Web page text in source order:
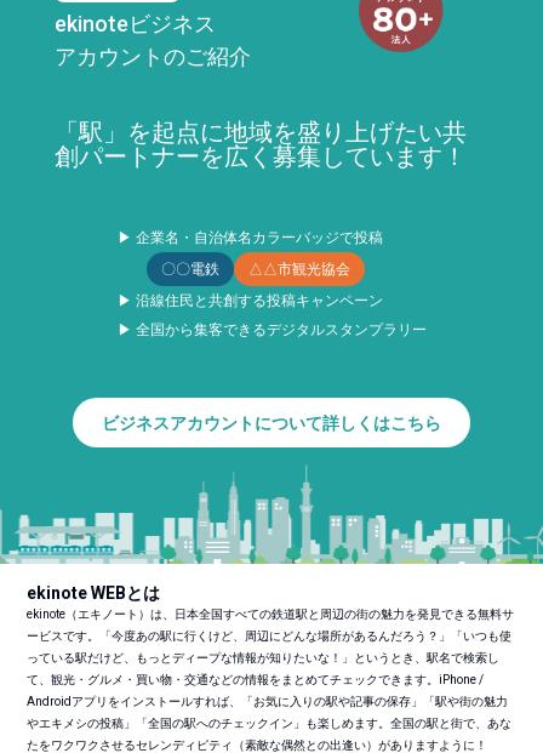
ekinoteビジネス
アカウントのご紹介
「駅」を起点に地域を盛り上げたい共
創パートナーを広く募集しています！
▶ 企業名・自治体名カラーバッジで投稿
〇〇電鉄
△△市観光協会
▶ 沿線住民と共創する投稿キャンペーン
▶ 全国から集客できるデジタルスタンプラリー
ビジネスアカウントについて詳しくはこちら
ekinote WEBとは
ekinote（エキノート）は、日本全国すべての鉄道駅と周辺の街の魅力を発見できる無料サ
ービスです。「今度あの駅に行くけど、周辺にどんな場所があるんだろう？」「いつも使
っている駅だけど、もっとディープな情報が知りたいな！」というとき、駅名で検索し
て、観光・グルメ・買い物・交通などの情報をまとめてチェックできます。iPhone /
Androidアプリをインストールすれば、「お気に入りの駅や記事の保存」「駅や街の魅力
やエキメシの投稿」「全国の駅へのチェックイン」も楽しめます。全国の駅と街で、あな
たをワクワクさせるセレンディピティ（素敵な偶然との出逢い）がありますように！